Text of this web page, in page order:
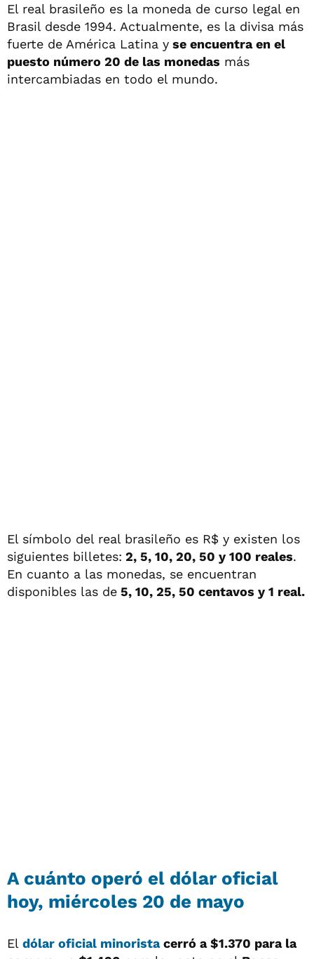
El real brasileño es la moneda de curso legal en
Brasil desde 1994. Actualmente, es la divisa más
fuerte de América Latina y se encuentra en el
puesto número 20 de las monedas más
intercambiadas en todo el mundo.
El símbolo del real brasileño es R$ y existen los
siguientes billetes: 2, 5, 10, 20, 50 y 100 reales.
En cuanto a las monedas, se encuentran
disponibles las de 5, 10, 25, 50 centavos y 1 real.
A cuánto operó el dólar oficial
hoy, miércoles 20 de mayo
El dólar oficial minoristacerró a $1.370 para la